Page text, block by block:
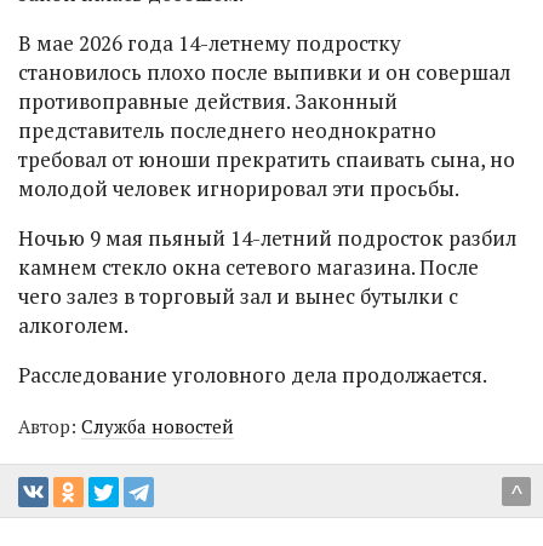
В мае 2026 года 14-летнему подростку
становилось плохо после выпивки и он совершал
противоправные действия. Законный
представитель последнего неоднократно
требовал от юноши прекратить спаивать сына, но
молодой человек игнорировал эти просьбы.
Ночью 9 мая пьяный 14-летний подросток разбил
камнем стекло окна сетевого магазина. После
чего залез в торговый зал и вынес бутылки с
алкоголем.
Расследование уголовного дела продолжается.
Автор: Служба новостей
^